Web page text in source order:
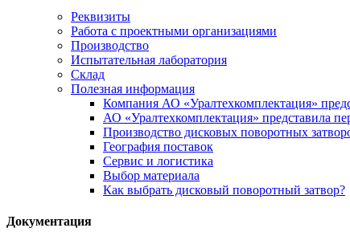
Реквизиты
Работа с проектными организациями
Производство
Испытательная лаборатория
Склад
Полезная информация
Компания АО «Уралтехкомплектация»
АО «Уралтехкомплектация» представила
Производство дисковых поворотных
География поставок
Сервис и логистика
Выбор материала
Как выбрать дисковый поворотный затвор?
Документация